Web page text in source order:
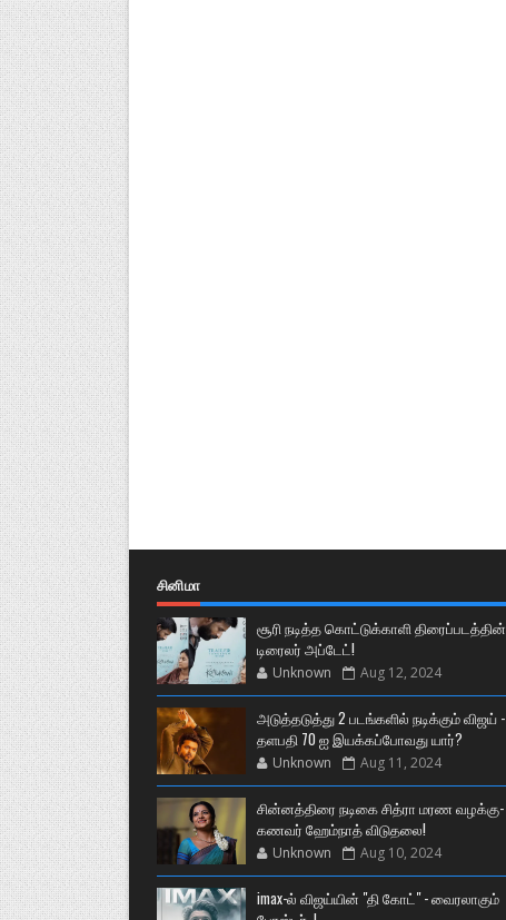
சினிமா
சூரி நடித்த கொட்டுக்காளி திரைப்படத்தின்
டிரைலர் அப்டேட்!
Unknown Aug 12, 2024
அடுத்தடுத்து 2 படங்களில் நடிக்கும் விஜய் -
தளபதி 70 ஐ இயக்கப்போவது யார்?
Unknown Aug 11, 2024
சின்னத்திரை நடிகை சித்ரா மரண வழக்கு-
கணவர் ஹேம்நாத் விடுதலை!
Unknown Aug 10, 2024
imax-ல் விஜய்யின் "தி கோட்" - வைரலாகும்